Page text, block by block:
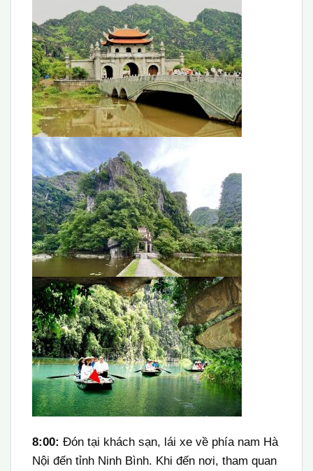
8:00: Đón tại khách sạn, lái xe về phía nam Hà
Nội đến tỉnh Ninh Bình. Khi đến nơi, tham quan